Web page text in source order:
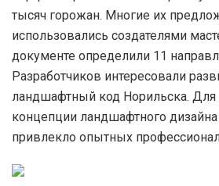
тысяч горожан. Многие их
использовались создателями
документе определили 11
Разработчиков интересовали
ландшафтный код Норильска. Для
концепции ландшафтного
привлекло опытных